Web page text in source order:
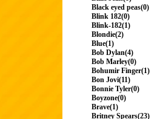
Black eyed peas(0)
Blink 182(0)
Blink-182(1)
Blondie(2)
Blue(1)
Bob Dylan(4)
Bob Marley(0)
Bohumir Finger(1)
Bon Jovi(11)
Bonnie Tyler(0)
Boyzone(0)
Brave(1)
Britney Spears(23)